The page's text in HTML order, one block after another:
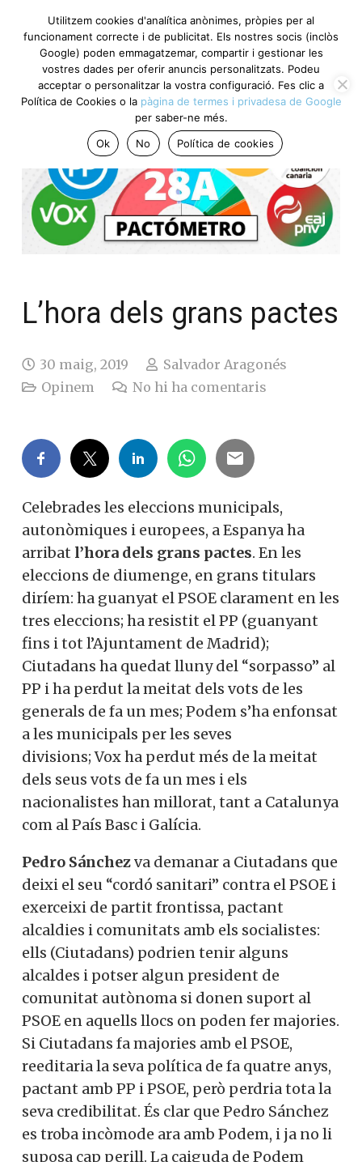
L’hora dels grans pactes
30 maig, 2019
Salvador Aragonés
Opinem
No hi ha comentaris
Celebrades les eleccions municipals,
autonòmiques i europees, a Espanya ha
arribat l’hora dels grans pactes. En les
eleccions de diumenge, en grans titulars
diríem: ha guanyat el PSOE clarament en les
tres eleccions; ha resistit el PP (guanyant
fins i tot l’Ajuntament de Madrid);
Ciutadans ha quedat lluny del “sorpasso” al
PP i ha perdut la meitat dels vots de les
generals de fa un mes; Podem s’ha enfonsat
a les municipals per les seves
divisions; Vox ha perdut més de la meitat
dels seus vots de fa un mes i els
nacionalistes han millorat, tant a Catalunya
com al País Basc i Galícia.
Pedro Sánchezva demanar a Ciutadans que
deixi el seu “cordó sanitari” contra el PSOE i
exerceixi de partit frontissa, pactant
alcaldies i comunitats amb els socialistes:
ells (Ciutadans) podrien tenir alguns
alcaldes i potser algun president de
comunitat autònoma si donen suport al
PSOE en aquells llocs on poden fer majories.
Si Ciutadans fa majories amb el PSOE,
reeditaria la seva política de fa quatre anys,
pactant amb PP i PSOE, però perdria tota la
seva credibilitat. És clar que Pedro Sánchez
es troba incòmode ara amb Podem, i ja no li
suposa cap perill. La caiguda de Podem
Utilitzem cookies d'analítica anònimes, pròpies per al
funcionament correcte i de publicitat. Els nostres socis (inclòs
Google) poden emmagatzemar, compartir i gestionar les
vostres dades per oferir anuncis personalitzats. Podeu
acceptar o personalitzar la vostra configuració. Fes clic a
Política de Cookies o la pàgina de termes i privadesa de Google
per saber-ne més.
Ok
No Política de cookies